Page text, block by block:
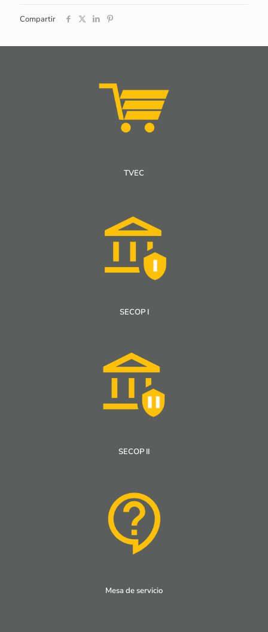
Compartir
TVEC
SECOP I
SECOP II
Mesa de servicio